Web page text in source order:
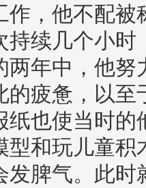
作，他不配
持续几个小
两年中，他
的疲惫，以
纸也使当时
型和玩儿童
发脾气。此